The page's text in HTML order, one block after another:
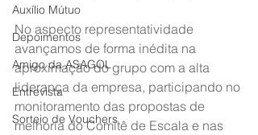
Auxílio Mútuo
Depoimentos
Amigo da ASAGOL
Entrevista
Sorteio de Vouchers
No aspecto representatividade
avançamos de forma inédita na
aproximação do grupo com a alta
liderança da empresa, participando no
monitoramento das propostas de
melhoria do Comitê de Escala e nas